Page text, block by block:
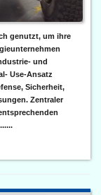
genutzt, um ihre
und
Use-Ansatz
Sicherheit,
Zentraler